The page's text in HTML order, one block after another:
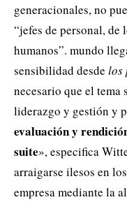
generacionales, no
“jefes de personal, de
humanos”. mundo
sensibilidad desde los
necesario que el tema
liderazgo y gestión y
evaluación y
suite», especifica
arraigarse ilesos en
empresa mediante la